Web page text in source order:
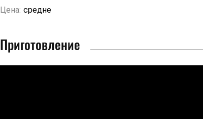
Цена: средне
Приготовление